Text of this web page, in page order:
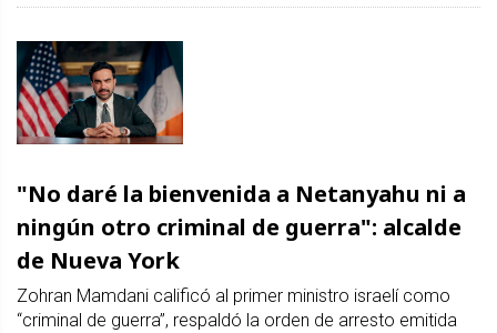
"No daré la bienvenida a Netanyahu ni a
ningún otro criminal de guerra": alcalde
de Nueva York
Zohran Mamdani calificó al primer ministro israelí como
“criminal de guerra”, respaldó la orden de arresto emitida